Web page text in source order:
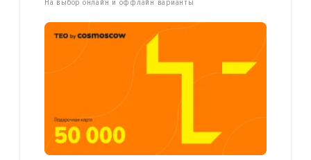
На выбор онлайн и оффлайн варианты